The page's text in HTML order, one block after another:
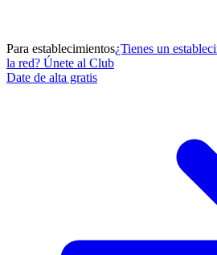
Para establecimientos¿Tienes un
la red? Únete al Club
Date de alta gratis